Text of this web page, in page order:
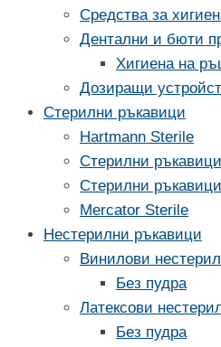
Средства за
Дентални и бюти
Хигиена на
Дозиращи
Стерилни ръкавици
Hartmann Sterile
Стерилни
Стерилни
Mercator Sterile
Нестерилни ръкавици
Винилови
Без пудра
Латексови
Без пудра